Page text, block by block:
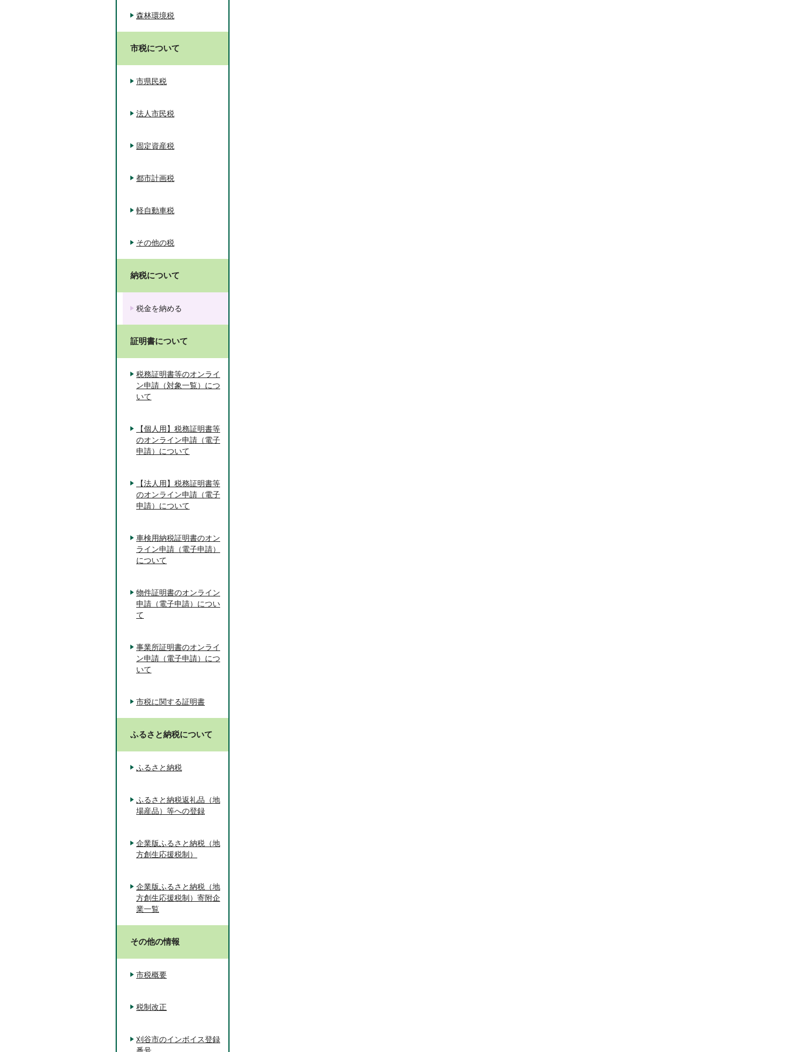
森林環境税
市税について
市県民税
法人市民税
固定資産税
都市計画税
軽自動車税
その他の税
納税について
税金を納める
証明書について
税務証明書等のオンライ
ン申請（対象一覧）につ
いて
【個人用】税務証明書等
のオンライン申請（電子
申請）について
【法人用】税務証明書等
のオンライン申請（電子
申請）について
車検用納税証明書のオン
ライン申請（電子申請）
について
物件証明書のオンライン
申請（電子申請）につい
て
事業所証明書のオンライ
ン申請（電子申請）につ
いて
市税に関する証明書
ふるさと納税について
ふるさと納税
ふるさと納税返礼品（地
場産品）等への登録
企業版ふるさと納税（地
方創生応援税制）
企業版ふるさと納税（地
方創生応援税制）寄附企
業一覧
その他の情報
市税概要
税制改正
刈谷市のインボイス登録